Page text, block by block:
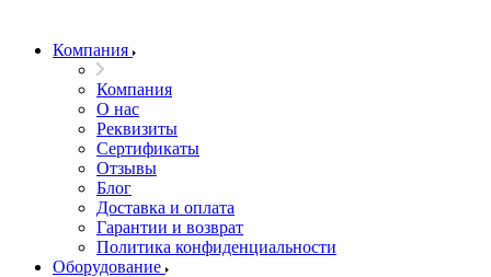
Компания
Компания
О нас
Реквизиты
Сертификаты
Отзывы
Блог
Доставка и оплата
Гарантии и возврат
Политика конфиденциальности
Оборудование